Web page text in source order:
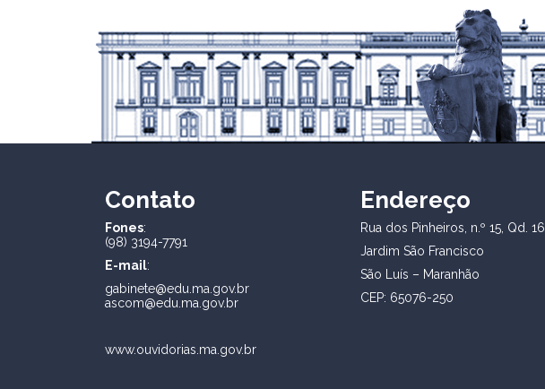
Contato
Fones:
(98) 3194-7791
E-mail:
gabinete@edu.ma.gov.br
ascom@edu.ma.gov.br
www.ouvidorias.ma.gov.br
Endereço
Rua dos Pinheiros, n.º 15, Qd. 16
Jardim São Francisco
São Luís – Maranhão
CEP: 65076-250